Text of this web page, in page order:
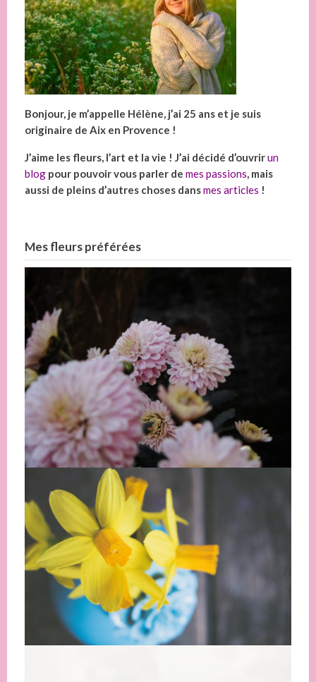
Bonjour, je m’appelle Hélène, j’ai 25 ans et je suis
originaire de Aix en Provence !
J’aime les fleurs, l’art et la vie ! J’ai décidé d’ouvrirun
blog pour pouvoir vous parler de mes passions, mais
aussi de pleins d’autres choses dansmes articles !
Mes fleurs préférées